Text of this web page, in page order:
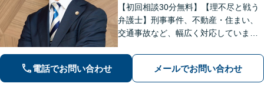
【初回相談30分無料】【理不尽と戦う
弁護士】刑事事件、不動産・住まい、
交通事故など、幅広く対応していま
い、最善の結果を目指します。お困り
の場合は、お気軽に弁護士にご相談く
ださい。【電話・メール・WEB相談
電話でお問い合わせ メールでお問い合わせ